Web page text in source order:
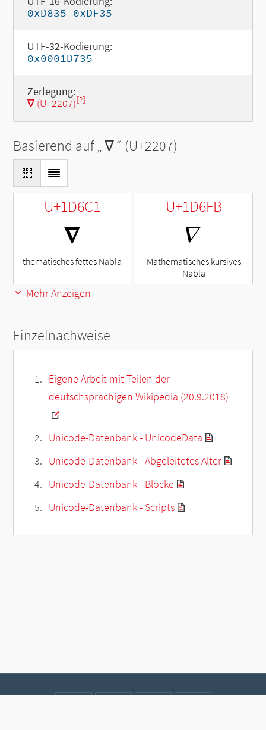
0xD835 0xDF35
UTF-32-Kodierung:
0x0001D735
Zerlegung:
∇ (U+2207)[2]
Basierend auf „∇“ (U+2207)
U+1D6C1
𝛁
thematisches fettes Nabla
U+1D6FB
𝛻
Mathematisches kursives
Nabla
Mehr Anzeigen
Einzelnachweise
Eigene Arbeit mit Teilen der
deutschsprachigen Wikipedia (20.9.2018)
Unicode-Datenbank - UnicodeData
Unicode-Datenbank - Abgeleitetes Alter
Unicode-Datenbank - Blöcke
Unicode-Datenbank - Scripts